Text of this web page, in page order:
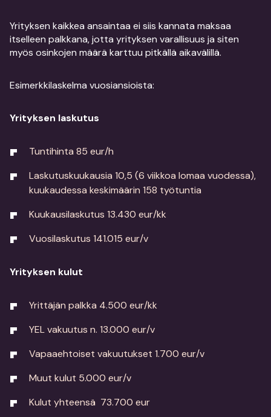
Yrityksen kaikkea ansaintaa ei siis kannata maksaa
itselleen palkkana, jotta yrityksen varallisuus ja siten
myös osinkojen määrä karttuu pitkällä aikavälillä.
Esimerkkilaskelma vuosiansioista:
Yrityksen laskutus
Tuntihinta 85 eur/h
Laskutuskuukausia 10,5 (6 viikkoa lomaa vuodessa),
kuukaudessa keskimäärin 158 työtuntia
Kuukausilaskutus 13.430 eur/kk
Vuosilaskutus 141.015 eur/v
Yrityksen kulut
Yrittäjän palkka 4.500 eur/kk
YEL vakuutus n. 13.000 eur/v
Vapaaehtoiset vakuutukset 1.700 eur/v
Muut kulut 5.000 eur/v
Kulut yhteensä 73.700 eur